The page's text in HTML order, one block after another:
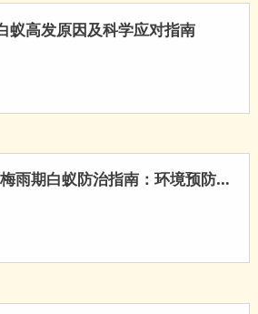
蚁高发原因及科学应对指南
2026年江南梅雨期白蚁防治指南：环境预防与科学灭治